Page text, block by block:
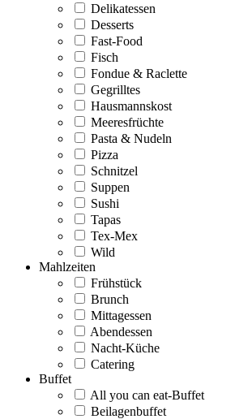
Delikatessen
Desserts
Fast-Food
Fisch
Fondue & Raclette
Gegrilltes
Hausmannskost
Meeresfrüchte
Pasta & Nudeln
Pizza
Schnitzel
Suppen
Sushi
Tapas
Tex-Mex
Wild
Mahlzeiten
Frühstück
Brunch
Mittagessen
Abendessen
Nacht-Küche
Catering
Buffet
All you can eat-Buffet
Beilagenbuffet